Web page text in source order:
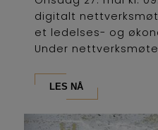
digitalt
et ledelses- og
Under
LES NÅ